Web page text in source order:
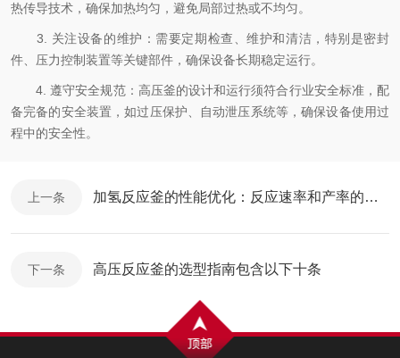
热传导技术，确保加热均匀，避免局部过热或不均匀。
3. 关注设备的维护：需要定期检查、维护和清洁，特别是密封
件、压力控制装置等关键部件，确保设备长期稳定运行。
4. 遵守安全规范：高压釜的设计和运行须符合行业安全标准，配
备完备的安全装置，如过压保护、自动泄压系统等，确保设备使用过
程中的安全性。
上一条 加氢反应釜的性能优化：反应速率和产率的关键因素分析
下一条 高压反应釜的选型指南包含以下十条